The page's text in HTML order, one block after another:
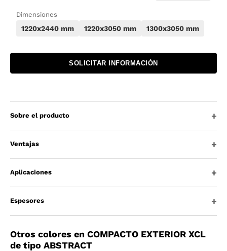
Dimensiones
1220x2440 mm 1220x3050 mm 1300x3050 mm
SOLICITAR INFORMACIÓN
Sobre el producto
Ventajas
Aplicaciones
Espesores
Otros colores en COMPACTO EXTERIOR XCL
de tipo ABSTRACT